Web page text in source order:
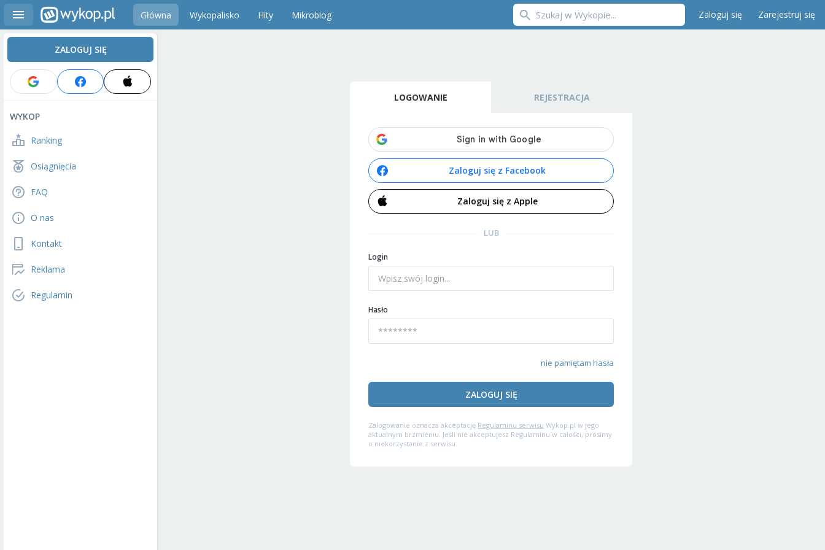
Główna Wykopalisko Hity Mikroblog Zaloguj się Zarejestruj się
ZALOGUJ SIĘ
WYKOP
Ranking
Osiągnięcia
FAQ
O nas
Kontakt
Reklama
Regulamin
LOGOWANIE REJESTRACJA
Zaloguj się z Facebook
Zaloguj się z Apple
LUB
Login
Hasło
nie pamiętam hasła
ZALOGUJ SIĘ
Zalogowanie oznacza akceptację Regulaminu serwisu Wykop.pl w jego
aktualnym brzmieniu. Jeśli nie akceptujesz Regulaminu w całości, prosimy
o niekorzystanie z serwisu.